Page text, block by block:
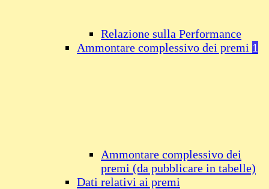
Relazione sulla Performance
Ammontare complessivo dei premi 1
Ammontare complessivo dei
premi (da pubblicare in tabelle)
Dati relativi ai premi